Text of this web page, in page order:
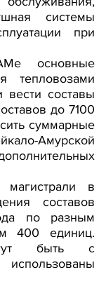
системы
при
основные
тепловозами
составы
до 7100
суммарные
Амурской
магистрали в
составов
по разным
400 единиц.
быть с
использованы